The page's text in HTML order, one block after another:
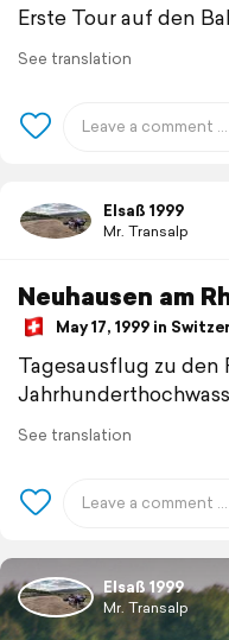
Erste Tour auf den
See translation
Elsaß 1999
Mr. Transalp
Neuhausen am
May 17, 1999 in
Tagesausflug zu den
See translation
Elsaß 1999
Mr. Transalp